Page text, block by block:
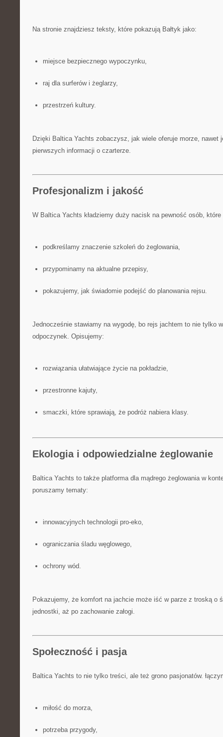
Na stronie znajdziesz teksty, które pokazują Bałtyk jako:
miejsce bezpiecznego wypoczynku,
raj dla surferów i żeglarzy,
przestrzeń kultury.
Dzięki Baltica Yachts zobaczysz, jak wiele oferuje morze, nawet
pierwszych informacji o czarterze.
Profesjonalizm i jakość
W Baltica Yachts kładziemy duży nacisk na pewność osób,
podkreślamy znaczenie szkoleń do żeglowania,
przypominamy na aktualne przepisy,
pokazujemy, jak świadomie podejść do planowania rejsu.
Jednocześnie stawiamy na wygodę, bo rejs jachtem to nie tylko
odpoczynek. Opisujemy:
rozwiązania ułatwiające życie na pokładzie,
przestronne kajuty,
smaczki, które sprawiają, że podróż nabiera klasy.
Ekologia i odpowiedzialne żeglowanie
Baltica Yachts to także platforma dla mądrego żeglowania w
poruszamy tematy:
innowacyjnych technologii pro-eko,
ograniczania śladu węglowego,
ochrony wód.
Pokazujemy, że komfort na jachcie może iść w parze z troską o
jednostki, aż po zachowanie załogi.
Społeczność i pasja
Baltica Yachts to nie tylko treści, ale też grono pasjonatów.
miłość do morza,
potrzeba przygody,